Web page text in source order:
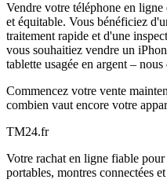
Vendre votre téléphone en
et équitable. Vous bénéficiez
traitement rapide et d'une
vous souhaitiez vendre un
tablette usagée en argent –
Commencez votre vente
combien vaut encore votre
TM24.fr
Votre rachat en ligne fiable
portables, montres connectées